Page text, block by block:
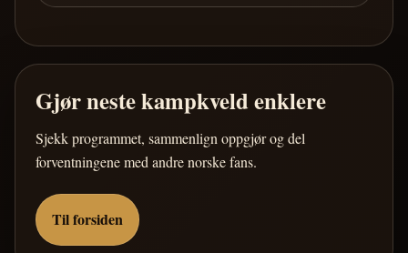
Gjør neste kampkveld enklere
Sjekk programmet, sammenlign oppgjør og del
forventningene med andre norske fans.
Til forsiden